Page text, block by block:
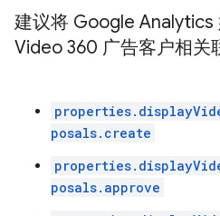
建议将 Google Analytics
Video 360 广告客户相关
posals.create
posals.approve